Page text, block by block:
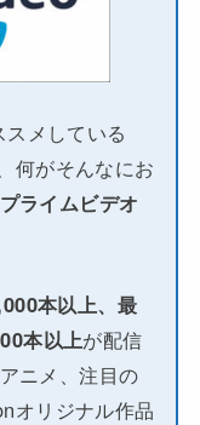
メしている
何がそんなにお
プライムビデオ
本以上、最
本以上が配信
ニメ、注目の
オリジナル作品